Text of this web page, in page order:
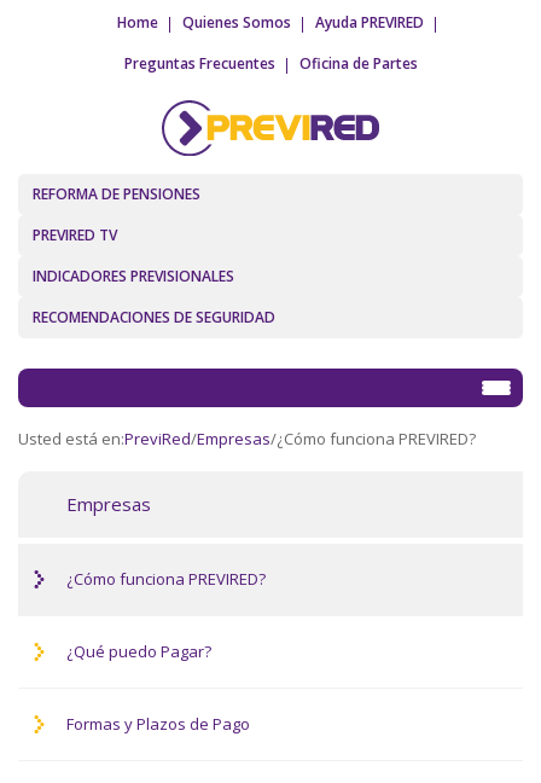
Home Quienes Somos
Ayuda PREVIRED
Preguntas Frecuentes
Oficina de Partes
REFORMA DE PENSIONES
PREVIRED TV
INDICADORES PREVISIONALES
RECOMENDACIONES DE SEGURIDAD
Usted está en:PreviRed/Empresas/¿Cómo funciona PREVIRED?
Empresas
¿Cómo funciona PREVIRED?
¿Qué puedo Pagar?
Formas y Plazos de Pago